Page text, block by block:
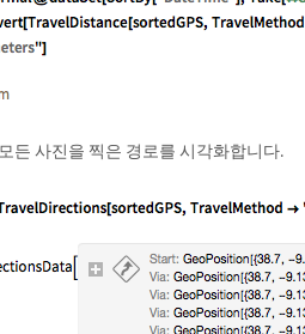
든 사진을 찍은 경로를 시각화합니다.